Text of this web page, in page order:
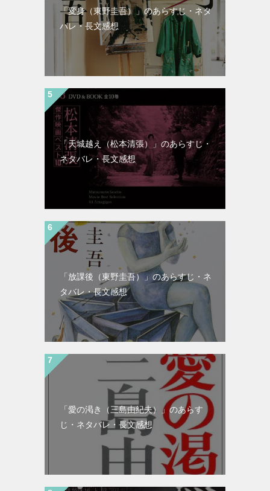
「変身（東野圭吾）」のあらすじ・ネタ
バレ・長文感想
「天城越え（松本清張）」のあらすじ・
ネタバレ・長文感想
「放課後（東野圭吾）」のあらすじ・ネ
タバレ・長文感想
「愛の渇き（三島由紀夫）」のあらす
じ・ネタバレ・長文感想